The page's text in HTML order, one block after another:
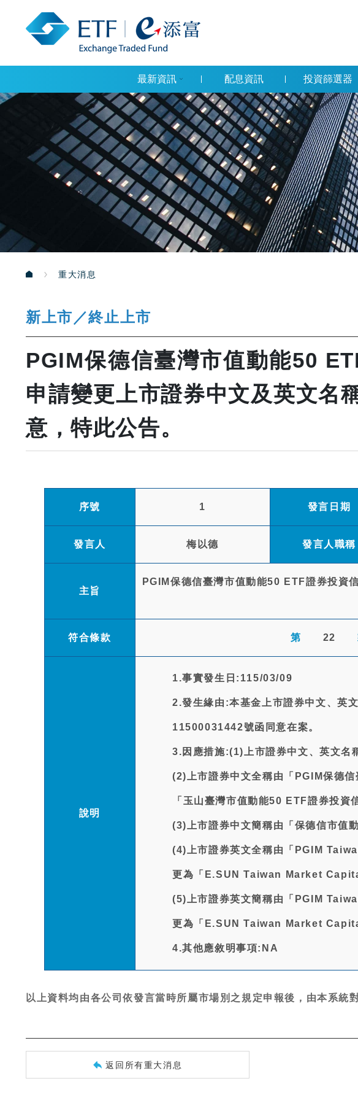
最新資訊 配息資訊 投資篩選器
重大消息
新上市／終止上市
PGIM保德信臺灣市值動能50
申請變更上市證券中文及英文名
意，特此公告。
序號 1 發言日期
發言人 梅以德 發言人職稱
主旨
PGIM保德信臺灣市值動能50 ETF證券投資
符合條款 第 22
說明
1.事實發生日:115/03/09
2.發生緣由:本基金上市證券中文、英
11500031442號函同意在案。
3.因應措施:(1)上市證券中文、英文名
(2)上市證券中文全稱由「PGIM保德
「玉山臺灣市值動能50 ETF證券投資
(3)上市證券中文簡稱由「保德信市值
(4)上市證券英文全稱由「PGIM
更為「E.SUN Taiwan Market
(5)上市證券英文簡稱由「PGIM
更為「E.SUN Taiwan Market
4.其他應敘明事項:NA
以上資料均由各公司依發言當時所屬市場別之規定申報後，由本系統
返回所有重大消息